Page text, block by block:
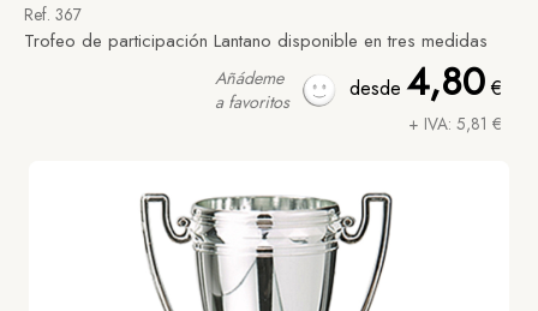
Ref. 367
Trofeo de participación Lantano disponible en tres medidas
desde4,80€
+ IVA: 5,81 €
Añádeme
a favoritos